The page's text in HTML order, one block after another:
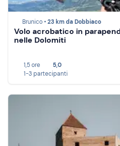
Brunico •23 km da Dobbiaco
Volo acrobatico in
nelle Dolomiti
1,5 ore
5,0
1-3 partecipanti